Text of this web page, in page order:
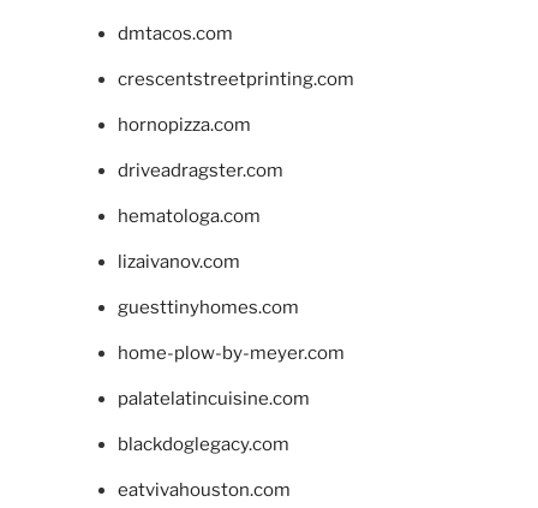
dmtacos.com
crescentstreetprinting.com
hornopizza.com
driveadragster.com
hematologa.com
lizaivanov.com
guesttinyhomes.com
home-plow-by-meyer.com
palatelatincuisine.com
blackdoglegacy.com
eatvivahouston.com